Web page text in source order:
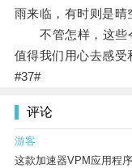
雨来临，有时则是晴
不管怎样，这些令
值得我们用心去感受
#37#
评论
游客
这款加速器VPM应用程